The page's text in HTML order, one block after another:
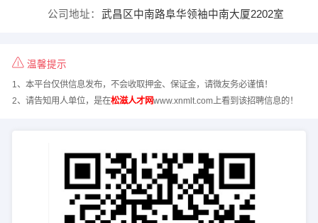
公司地址： 武昌区中南路阜华领袖中南大厦2202室
温馨提示
1、本平台仅供信息发布，不会收取押金、保证金，请微友务必谨慎！
2、请告知用人单位，是在松滋人才网www.xnmlt.com上看到该招聘信息的！